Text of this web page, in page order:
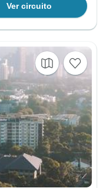
Ver circuito